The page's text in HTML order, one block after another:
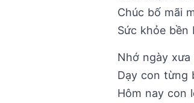
Chúc bố mãi
Sức khỏe bền
Nhớ ngày
Dạy con từng
Hôm nay con